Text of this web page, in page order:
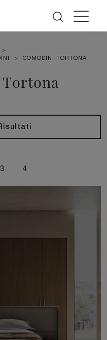
>
> COMODINI TORTONA
3 4